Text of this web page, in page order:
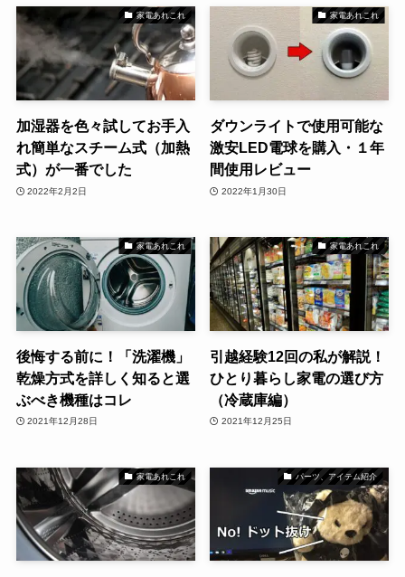
家電あれこれ
加湿器を色々試してお手入
れ簡単なスチーム式（加熱
式）が一番でした
2022年2月2日
家電あれこれ
ダウンライトで使用可能な
激安LED電球を購入・１年
間使用レビュー
2022年1月30日
家電あれこれ
後悔する前に！「洗濯機」
乾燥方式を詳しく知ると選
ぶべき機種はコレ
2021年12月28日
家電あれこれ
引越経験12回の私が解説！
ひとり暮らし家電の選び方
（冷蔵庫編）
2021年12月25日
家電あれこれ パーツ、アイテム紹介